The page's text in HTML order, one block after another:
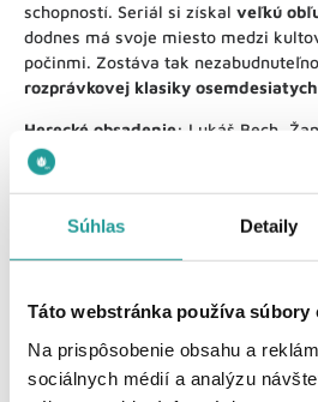
Súhlas Detaily
Táto webstránka používa súbory
Na prispôsobenie obsahu a
sociálnych médií a analýzu
schopností. Seriál si získal veľkú
dodnes má svoje miesto medzi
počinmi. Zostáva tak
rozprávkovej klasiky
Herecké obsadenie: Lukáš Bech,
Kala, Jan Kreidl,
Réžia:Václav Vorlíček
širokúponuku balíčkov UPC a
mieru.
Spoznajte našu ponuku